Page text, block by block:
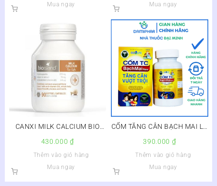
Mua ngay
Mua ngay
CANXI MILK CALCIUM BIO
TRẺ
430.000₫
Thêm vào giỏ hàng
Mua ngay
CỐM TĂNG CÂN BẠCH MAI LỌ
Nam
390.000 ₫
Thêm vào giỏ hàng
Mua ngay